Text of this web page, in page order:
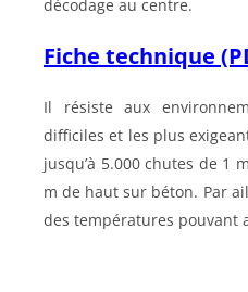
décodage au centre.
Fiche technique
Il résiste aux
difficiles et les plus
jusqu’à 5.000 chutes de 1
m de haut sur béton. Par
des températures pouvant